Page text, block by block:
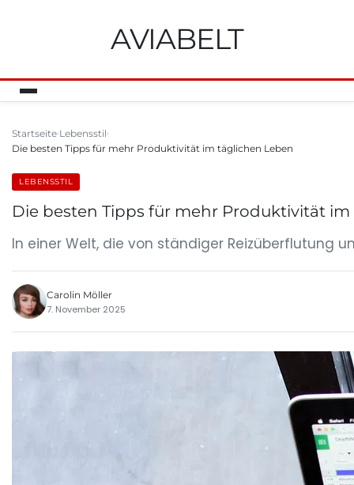
AVIABELT
Startseite Lebensstil
Die besten Tipps für mehr Produktivität im täglichen Leben
LEBENSSTIL
Die besten Tipps für mehr Produktivität
In einer Welt, die von ständiger Reizüberflutung
Carolin Möller
7. November 2025